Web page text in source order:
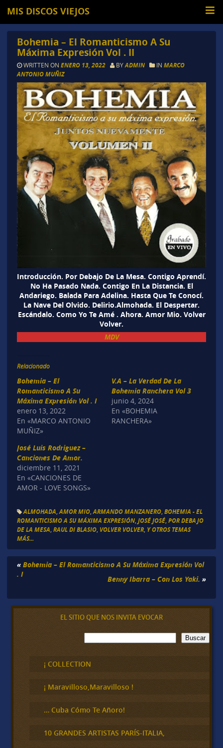
MIS DISCOS VIEJOS
Bohemia – El Romanticismo A Su
Máxima Expresión Vol . II
WRITTEN ON ENERO 13, 2022 BYADMIN IN MARCO
ANTONIO MUÑIZ
Introducción. Por Debajo De La Mesa. Contigo Aprendí.
No Ha Pasado Nada. Contigo En La Distancia. El
Andariego. Balada Para Adelina. Hasta Que Te Conocí.
La Nave Del Olvido. Delirio.Almohada. El Despertar.
Escándalo. Como Yo Te Amé . Ahora. Amor Mio. Volver
Volver.
MDV
Relacionado
Bohemia – El
Romanticismo A Su
Máxima Expresión Vol . I
enero 13, 2022
En «MARCO ANTONIO
MUÑIZ»
V.A – La Verdad De La
Bohemia Ranchera Vol 3
junio 4, 2024
En «BOHEMIA
RANCHERA»
José Luis Rodriguez –
Canciones De Amor.
diciembre 11, 2021
En «CANCIONES DE
AMOR - LOVE SONGS»
ALMOHADA AMOR MIO, ARMANDO MANZANERO, BOHEMIA - EL
ROMANTICISMO A SU MÁXIMA EXPRESIÓN, JOSÉ JOSÉ, POR DEBAJO
DE LA MESA RAUL DI BLASIO, VOLVER VOLVER, Y OTROS TEMAS
MÁS...
« Bohemia – El Romanticismo A Su Máxima Expresión Vol
. I
Benny Ibarra – Con Los Yaki. »
EL SITIO QUE NOS INVITA EVOCAR
B
u
c
a
Buscar
¡ COLLECTION
¡ Maravilloso,Maravilloso !
… Cuba Cómo Te Añoro!
10 GRANDES ARTISTAS PARÍS-ITALIA,